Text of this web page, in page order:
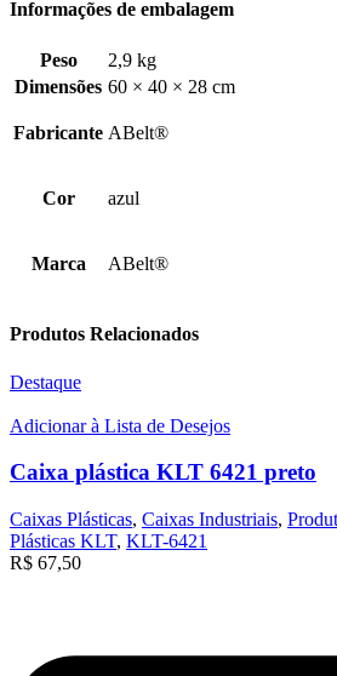
Informações de embalagem
Peso
2,9 kg
Dimensões 60 × 40 × 28 cm
Fabricante ABelt®
Cor azul
Marca ABelt®
Produtos Relacionados
Destaque
Adicionar à Lista de Desejos
Caixa plástica KLT 6421 preto
Caixas Plásticas, Caixas Industriais,
Plásticas KLT, KLT-6421
R$ 67,50